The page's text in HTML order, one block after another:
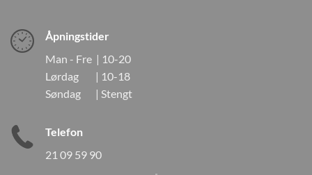
Åpningstider
Man - Fre | 10-20
Lørdag | 10-18
Søndag | Stengt
Telefon
21 09 59 90